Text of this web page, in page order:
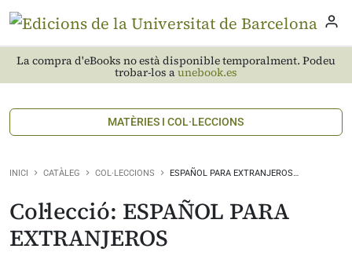
La compra d'eBooks no està disponible temporalment. Podeu
trobar-los aunebook.es
MATÈRIES I COL·LECCIONS
INICI CATÀLEG COL·LECCIONS ESPAÑOL PARA EXTRANJEROS…
Col·lecció: ESPAÑOL PARA
EXTRANJEROS